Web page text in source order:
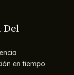
Del
en tiempo